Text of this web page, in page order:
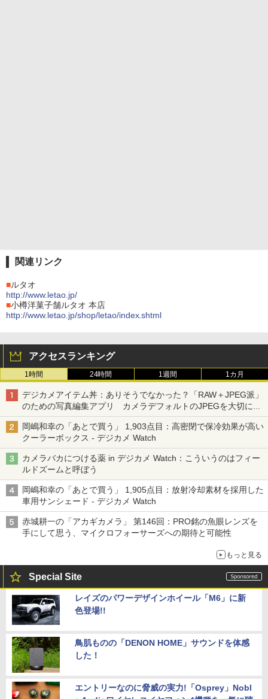
関連リンク
■ルタオ
http://www.letao.jp/
■小樽洋菓子舗ルタオ 本店
http://www.letao.jp/shop/letao/index.shtml
アクセスランキング
1時間 24時間 1週間 1カ月
デジカメアイテム丼：ありそうでなかった？「RAW＋JPEG派」
のための写真編集アプリ カメラデフォルトのJPEGを大切にす
る「Filmator」
岡嶋和幸の「あとで買う」 1,903点目：高密閉で保冷効果が高い
クーラーボックス - デジカメ Watch
カメラバカにつける薬 in デジカメ Watch：こういうのはフィー
ルドズームと呼ぼう
岡嶋和幸の「あとで買う」 1,905点目：放射冷却素材を採用した
車用サンシェード - デジカメ Watch
赤城耕一の「アカギカメラ」 第146回：PRO銘の魚眼レンズを
手にして思う、マイクロフォーサーズへの期待と可能性
もっと見る
Special Site
レイズのパワーデザインホイール「M6」に新
色登場!!
鳥肌ものの「DENON HOME」サウンドを体感
した！
エントリーなのに脅威の実力!「Osprey」Nobl